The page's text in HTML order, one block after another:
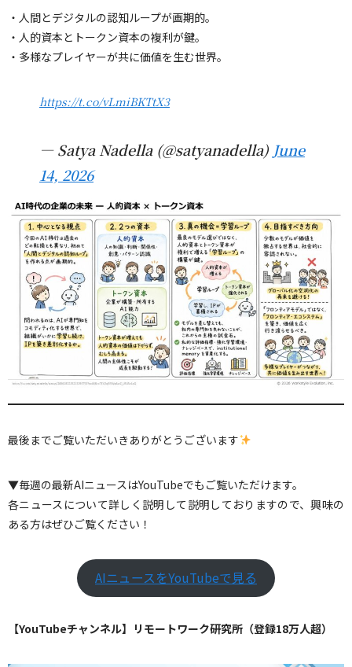
・人間とデジタルの認知ループが画期的。
・人的資本とトークン資本の複利が鍵。
・多様なプレイヤーが共に価値を生む世界。
https://t.co/vLmiBKTtX3
— Satya Nadella (@satyanadella) June
14, 2026
最後までご覧いただいきありがとうございます
▼毎週の最新AIニュースはYouTubeでもご覧いただけます。
各ニュースについて詳しく説明して説明しておりますので、興味の
ある方はぜひご覧ください！
AIニュースをYouTubeで見る
【YouTubeチャンネル】リモートワーク研究所（登録18万人超）